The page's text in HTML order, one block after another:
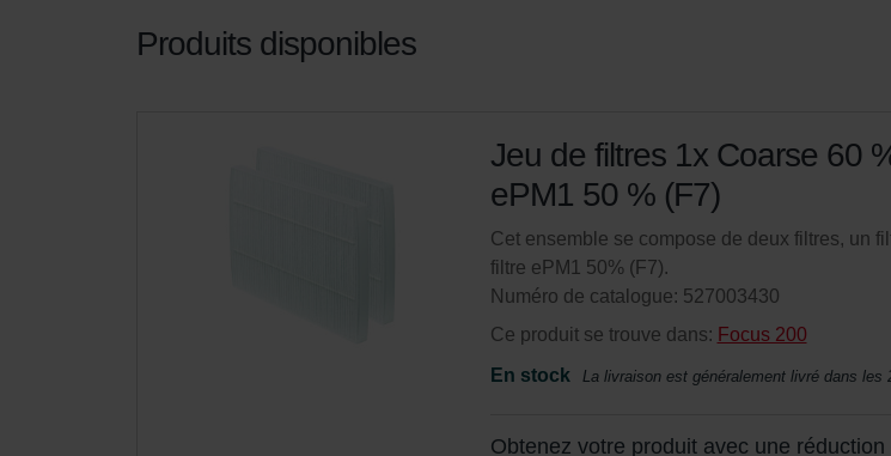
Produits disponibles
Jeu de filtres 1x Coarse 60
ePM1 50 % (F7)
Cet ensemble se compose de deux filtres, un
filtre ePM1 50% (F7).
Numéro de catalogue: 527003430
Ce produit se trouve dans: Focus 200
En stock
La livraison est généralement livré dans les
Obtenez votre produit avec une réduction